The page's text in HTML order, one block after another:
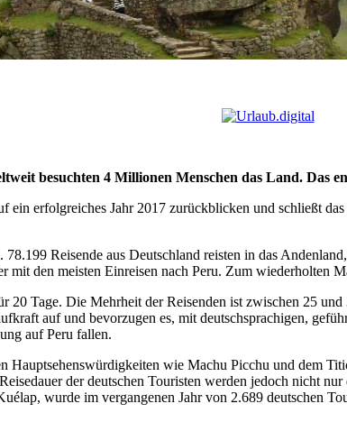
besuchten 4 Millionen Menschen das Land. Das
ein erfolgreiches Jahr 2017 zurückblicken und schließt
Reisende aus Deutschland reisten in das
mit den meisten Einreisen nach Peru. Zum wiederholten
20 Tage. Die Mehrheit der Reisenden ist zwischen 25
auf und bevorzugen es, mit deutschsprachigen,
auf Peru fallen.
Hauptsehenswürdigkeiten wie Machu Picchu und dem
der deutschen Touristen werden jedoch nicht
wurde im vergangenen Jahr von 2.689 deutschen